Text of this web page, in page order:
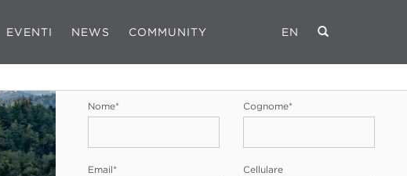
EVENTI NEWS COMMUNITY EN
Nome* Cognome*
Email* Cellulare